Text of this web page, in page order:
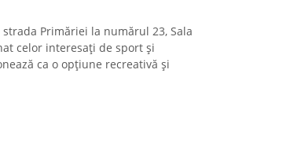
Primăriei la numărul 23, Sala
celor interesați de sport și
ca o opțiune recreativă și